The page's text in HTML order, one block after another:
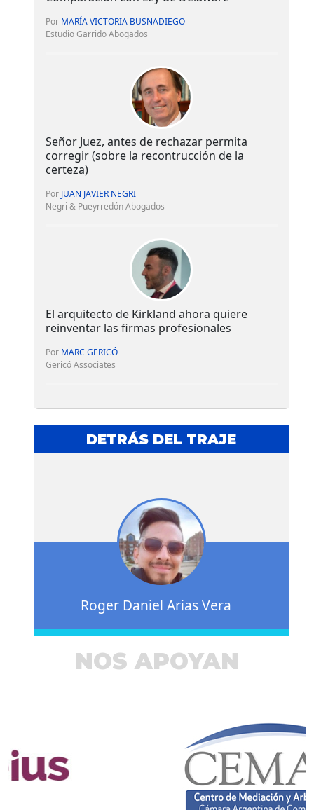
Por MARÍA VICTORIA BUSNADIEGO
Estudio Garrido Abogados
Señor Juez, antes de rechazar permita
corregir (sobre la recontrucción de la
certeza)
Por JUAN JAVIER NEGRI
Negri & Pueyrredón Abogados
El arquitecto de Kirkland ahora quiere
reinventar las firmas profesionales
Por MARC GERICÓ
Gericó Associates
DETRÁS DEL TRAJE
Roger Daniel Arias Vera
NOS APOYAN